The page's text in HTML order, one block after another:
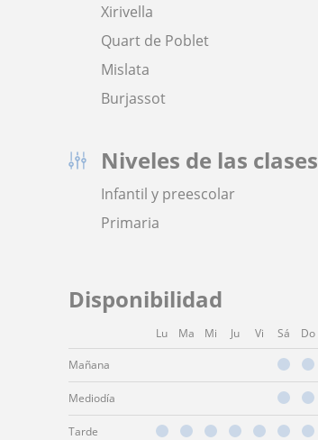
Xirivella
Quart de Poblet
Mislata
Burjassot
Niveles de las clases
Infantil y preescolar
Primaria
Disponibilidad
Lu Ma Mi Ju Vi Sá Do
Mañana
Mediodía
Tarde